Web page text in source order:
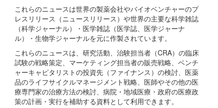
これらのニュースは世界の製薬会社やバイオベンチャーのプ
レスリリース（ニュースリリース）や世界の主要な科学雑誌
（科学ジャーナル）・医学雑誌（医学誌、医学ジャーナ
ル）・生物学ジャーナルを元に作製されています。
これらのニュースは、研究活動、治験担当者（CRA）の臨床
試験の戦略策定、マーケティング担当者の販売戦略、ベンチ
ャーキャピタリストの投資先（ファイナンス）の検討、医薬
品のライフサイクルマネージメント戦略、医師やその他の医
療専門家の治療方法の検討、病院・地域医療・政府の医療政
策の計画・実行を補助する資料として利用できます。